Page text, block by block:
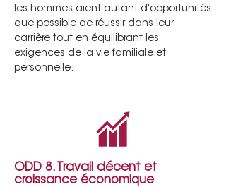
les hommes aient autant d'opportunités
que possible de réussir dans leur
carrière tout en équilibrant les
exigences de la vie familiale et
personnelle.
ODD 8. Travail décent et
croissance économique